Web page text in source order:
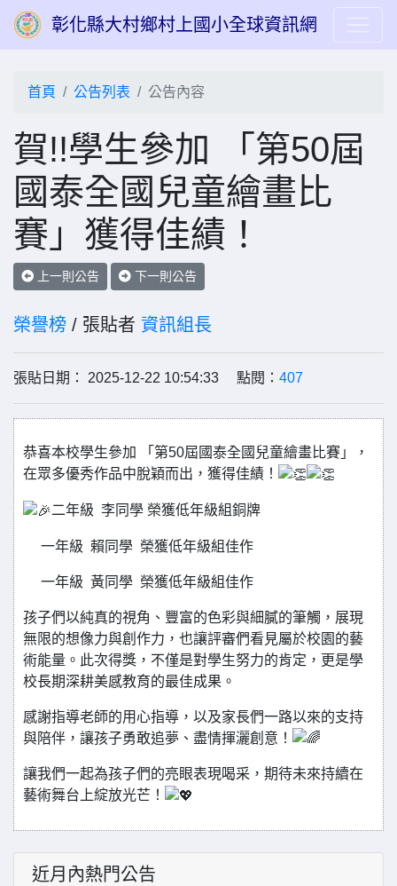
彰化縣大村鄉村上國小全球資訊網
首頁 公告列表 公告內容
賀!!學生參加 「第50屆
國泰全國兒童繪畫比
賽」獲得佳績！
上一則公告 下一則公告
榮譽榜 / 張貼者 資訊組長
張貼日期： 2025-12-22 10:54:33 點閱： 407
恭喜本校學生參加 「第50屆國泰全國兒童繪畫比賽」，
在眾多優秀作品中脫穎而出，獲得佳績！
二年級 李同學 榮獲低年級組銅牌
一年級 賴同學 榮獲低年級組佳作
一年級 黃同學 榮獲低年級組佳作
孩子們以純真的視角、豐富的色彩與細膩的筆觸，展現
無限的想像力與創作力，也讓評審們看見屬於校園的藝
術能量。此次得獎，不僅是對學生努力的肯定，更是學
校長期深耕美感教育的最佳成果。
感謝指導老師的用心指導，以及家長們一路以來的支持
與陪伴，讓孩子勇敢追夢、盡情揮灑創意！
讓我們一起為孩子們的亮眼表現喝采，期待未來持續在
藝術舞台上綻放光芒！
近月內熱門公告